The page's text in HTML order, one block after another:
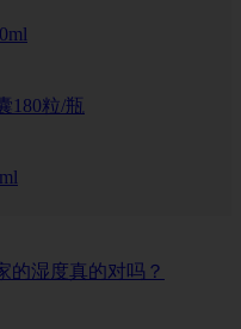
180粒/瓶
的湿度真的对吗？